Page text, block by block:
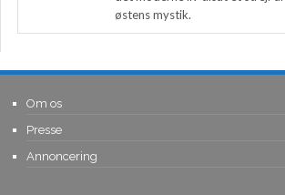
østens mystik.
Om os
Presse
Annoncering